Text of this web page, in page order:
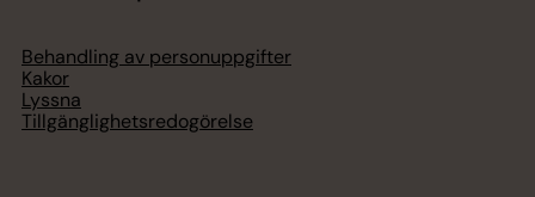
Behandling av personuppgifter
Kakor
Lyssna
Tillgänglighetsredogörelse